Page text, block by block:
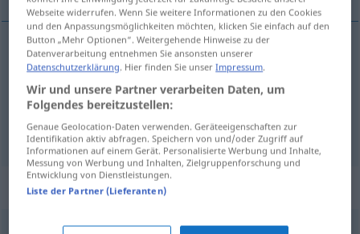
interesse (a.het),belangstelling Interesse
(het)belang InteresseBelang
Synonyme für "Interesse"
Webseite widerrufen. Wenn Sie weitere Informationen zu den Cookies
und den Anpassungsmöglichkeiten möchten, klicken Sie einfach auf den
Button „Mehr Optionen“. Weitergehende Hinweise zu der
Datenverarbeitung entnehmen Sie ansonsten unserer
Datenschutzerklärung. Hier finden Sie unserImpressum.
Wir und unsere Partner verarbeiten Daten, um
Folgendes bereitzustellen:
Genaue Geolocation-Daten verwenden. Geräteeigenschaften zur
Identifikation aktiv abfragen. Speichern von und/oder Zugriff auf
Informationen auf einem Gerät. Personalisierte Werbung und Inhalte,
Messung von Werbung und Inhalten, Zielgruppenforschung und
Entwicklung von Dienstleistungen.
Liste der Partner (Lieferanten)